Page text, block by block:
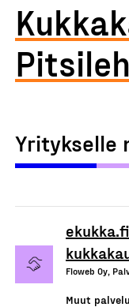
Yritykselle
Floweb Oy,
Muut